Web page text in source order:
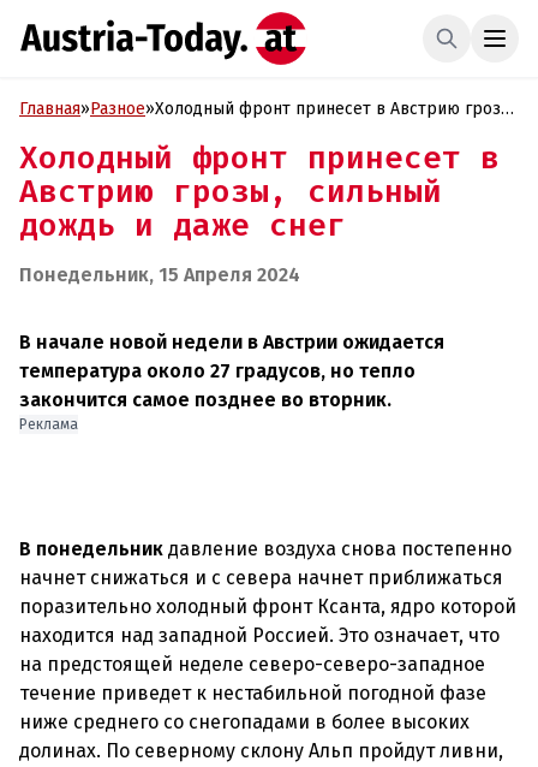
Главная»Разное»Холодный фронт принесет в Австрию грозы,
Холодный фронт принесет в
Австрию грозы, сильный
дождь и даже снег
Понедельник, 15 Апреля 2024
В начале новой недели в Австрии ожидается
температура около 27 градусов, но тепло
закончится самое позднее во вторник.
Реклама
В понедельник давление воздуха снова постепенно
начнет снижаться и с севера начнет приближаться
поразительно холодный фронт Ксанта, ядро ​​которой
находится над западной Россией. Это означает, что
на предстоящей неделе северо-северо-западное
течение приведет к нестабильной погодной фазе
ниже среднего со снегопадами в более высоких
долинах. По северному склону Альп пройдут ливни,